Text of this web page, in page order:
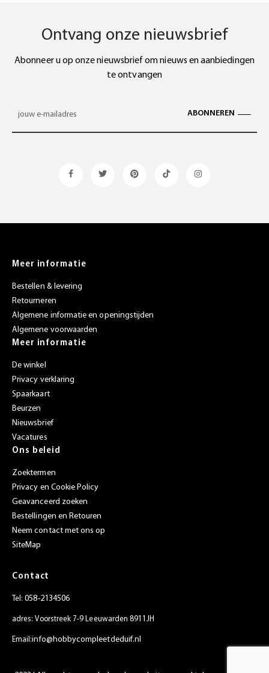
Ontvang onze nieuwsbrief
Abonneer u op onze nieuwsbrief om nieuws en aanbiedingen
te ontvangen
ABONNEREN
Meer informatie
Bestellen & levering
Retourneren
Algemene informatie en openingstijden
Algemene voorwaarden
Meer informatie
De winkel
Privacy verklaring
Spaarkaart
Beurzen
Nieuwsbrief
Vacatures
Ons beleid
Zoektermen
Privacy en Cookie Policy
Geavanceerd zoeken
Bestellingen en Retouren
Neem contact met ons op
SiteMap
Contact
Tel:058-2134506
adres: Voorstreek 7-9 Leeuwarden 8911JH
Email:info@hobbycompleetdeduif.nl